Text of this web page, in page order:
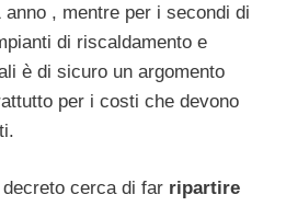
, mentre per i secondi di
di riscaldamento e
è di sicuro un argomento
per i costi che devono
decreto cerca di far ripartire